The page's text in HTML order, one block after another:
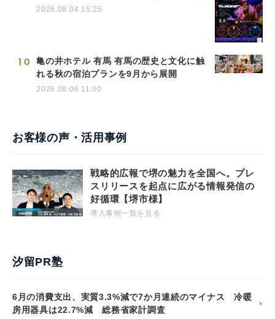
2026.08.04 15:25
10
亀の井ホテル 有馬 有馬の歴史と文化に触
れる秋の宿泊プランを9月から展開
2026.08.06 11:00
お客様の声・活用事例
戦略的広報で堺の魅力を全国へ。プレ
スリリースを起点に広がる情報発信の
好循環【堺市様】
導入事例一覧を見る
汐留PR塾
6月の消費支出、実質3.3%減で7か月連続のマイナス 冷暖
房用器具は22.7%減 総務省家計調査